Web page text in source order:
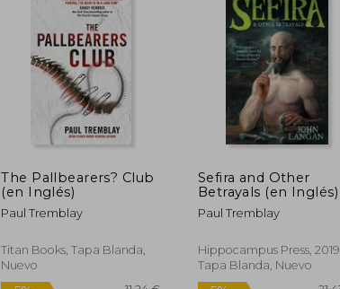
5%
dcto.
5%
dcto.
The Pallbearers? Club
(en Inglés)
Paul Tremblay
Titan Books, Tapa Blanda,
Nuevo
Sefira and Other
Betrayals (en Inglés)
Paul Tremblay
Hippocampus Press, 2019,
Tapa Blanda, Nuevo